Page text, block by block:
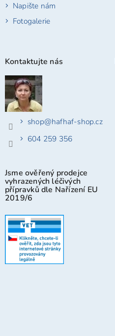
Napište nám
Fotogalerie
Kontaktujte nás
shop@hafhaf-shop.cz
604 259 356
Jsme ověřený prodejce
vyhrazených léčivých
přípravků dle Nařízení EU
2019/6